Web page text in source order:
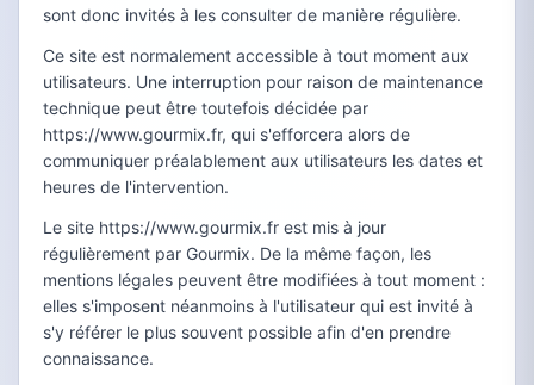
sont donc invités à les consulter de manière régulière.
Ce site est normalement accessible à tout moment aux
utilisateurs. Une interruption pour raison de maintenance
technique peut être toutefois décidée par
https://www.gourmix.fr, qui s'efforcera alors de
communiquer préalablement aux utilisateurs les dates et
heures de l'intervention.
Le site https://www.gourmix.fr est mis à jour
régulièrement par Gourmix. De la même façon, les
mentions légales peuvent être modifiées à tout moment :
elles s'imposent néanmoins à l'utilisateur qui est invité à
s'y référer le plus souvent possible afin d'en prendre
connaissance.